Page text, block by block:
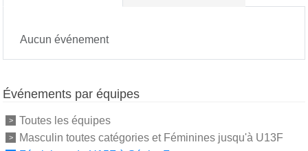
Aucun événement
Événements par équipes
Toutes les équipes
Masculin toutes catégories et Féminines jusqu'à U13F